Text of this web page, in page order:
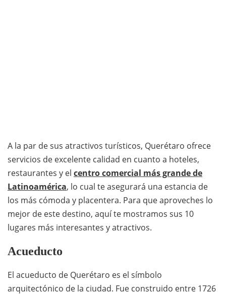
A la par de sus atractivos turísticos, Querétaro ofrece
servicios de excelente calidad en cuanto a hoteles,
restaurantes y el centro comercial más grande de
Latinoamérica, lo cual te asegurará una estancia de
los más cómoda y placentera. Para que aproveches lo
mejor de este destino, aquí te mostramos sus 10
lugares más interesantes y atractivos.
Acueducto
El acueducto de Querétaro es el símbolo
arquitectónico de la ciudad. Fue construido entre 1726